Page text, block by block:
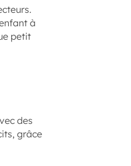
à
petit
des
grâce